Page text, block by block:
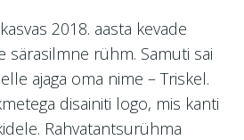
2018. aasta kevade
särasilmne rühm. Samuti sai
ajaga oma nime – Triskel.
disainiti logo, mis kanti
Rahvatantsurühma